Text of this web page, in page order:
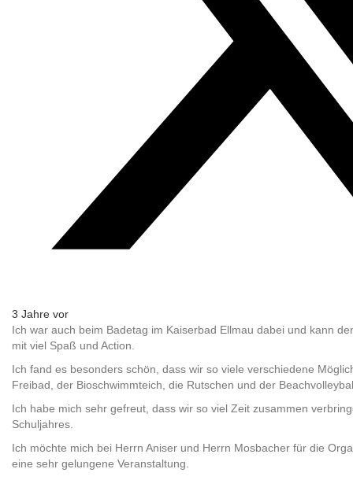
3 Jahre vor
Ich war auch beim Badetag im Kaiserbad Ellmau dabei und kann
mit viel Spaß und Action.
Ich fand es besonders schön, dass wir so viele verschiedene
Freibad, der Bioschwimmteich, die Rutschen und der
Ich habe mich sehr gefreut, dass wir so viel Zeit zusammen
Schuljahres.
Ich möchte mich bei Herrn Aniser und Herrn Mosbacher für die
eine sehr gelungene Veranstaltung.